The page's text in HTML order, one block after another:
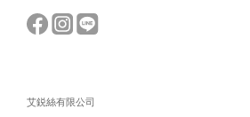
艾鋭絲有限公司